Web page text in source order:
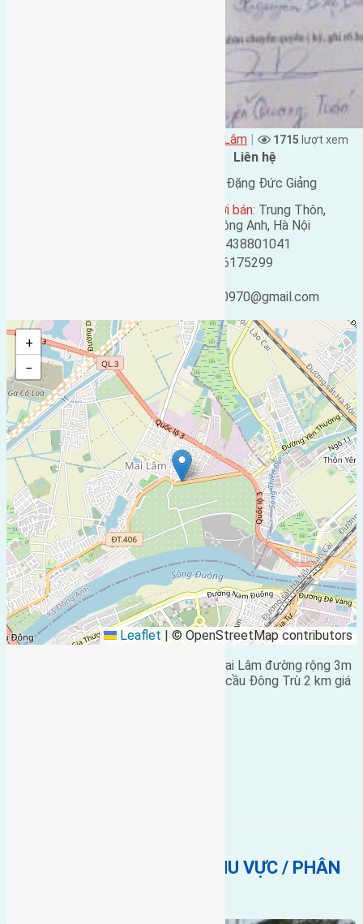
Xã Mai Lâm | 1715 lượt xem
Liên hệ
Đặng Đức Giảng
Địa chỉ người bán: Trung Thôn,
Đông Hội, Đông Anh, Hà Nội
0438801041
0916175299
ducgiang090970@gmail.com
+
−
Leaflet | © OpenStreetMap contributors
Mai Lâm đường rộng 3m
hướng Đông cách đường to 15m cách cầu Đông Trù 2 km giá
BẤT ĐỘNG SẢN CÙNG KHU VỰC / PHÂN